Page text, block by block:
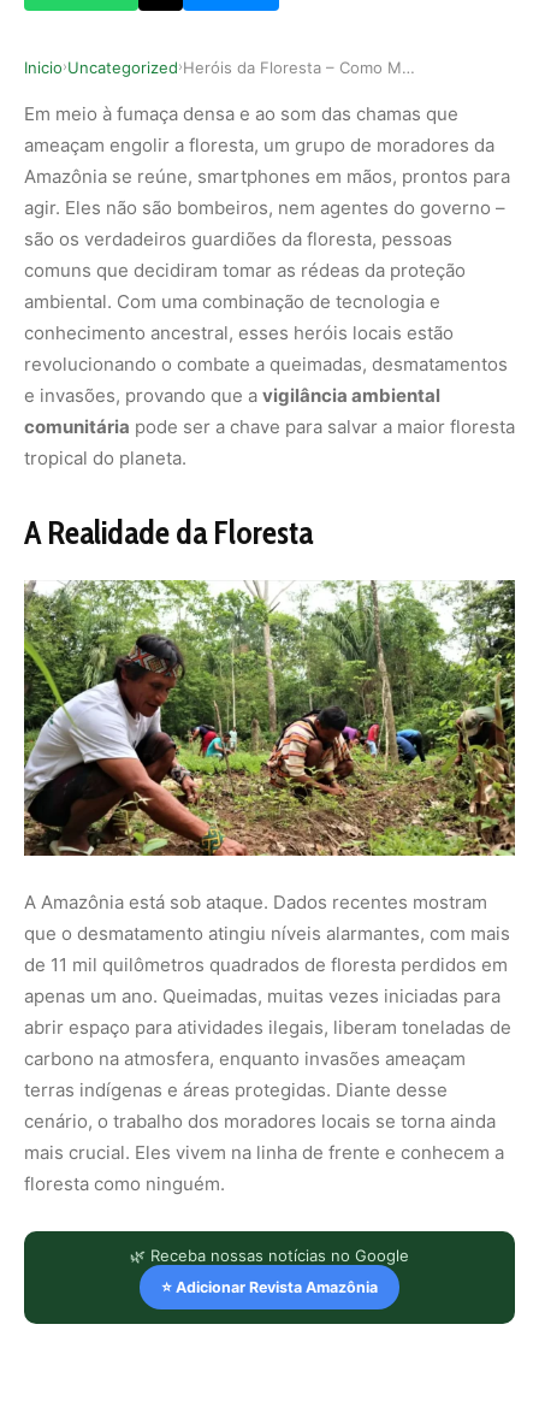
Inicio›Uncategorized› Heróis da Floresta – Como Moradores Protegem a …
Em meio à fumaça densa e ao som das chamas que
ameaçam engolir a floresta, um grupo de moradores da
Amazônia se reúne, smartphones em mãos, prontos para
agir. Eles não são bombeiros, nem agentes do governo –
são os verdadeiros guardiões da floresta, pessoas
comuns que decidiram tomar as rédeas da proteção
ambiental. Com uma combinação de tecnologia e
conhecimento ancestral, esses heróis locais estão
revolucionando o combate a queimadas, desmatamentos
e invasões, provando que a vigilância ambiental
comunitária pode ser a chave para salvar a maior floresta
tropical do planeta.
A Realidade da Floresta
A Amazônia está sob ataque. Dados recentes mostram
que o desmatamento atingiu níveis alarmantes, com mais
de 11 mil quilômetros quadrados de floresta perdidos em
apenas um ano. Queimadas, muitas vezes iniciadas para
abrir espaço para atividades ilegais, liberam toneladas de
carbono na atmosfera, enquanto invasões ameaçam
terras indígenas e áreas protegidas. Diante desse
cenário, o trabalho dos moradores locais se torna ainda
mais crucial. Eles vivem na linha de frente e conhecem a
floresta como ninguém.
🌿 Receba nossas notícias no Google
⭐ Adicionar Revista Amazônia